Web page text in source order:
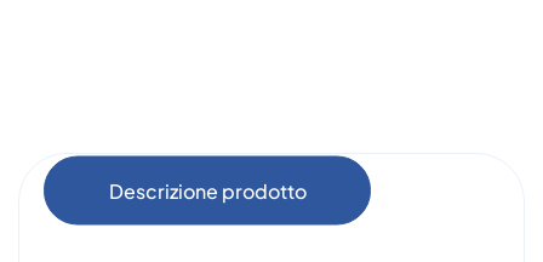
Descrizione prodotto